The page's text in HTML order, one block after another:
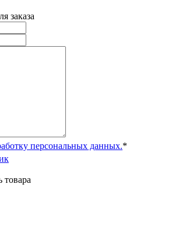
заказа
персональных данных.*
товара